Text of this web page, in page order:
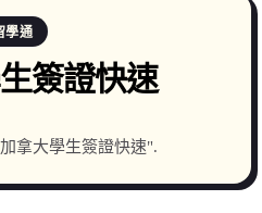
學通
簽證快速
拿大學生簽證快速".